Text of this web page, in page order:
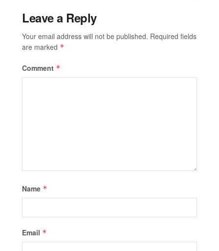
Leave a Reply
Your email address will not be published. Required fields
are marked *
Comment *
Name *
Email *